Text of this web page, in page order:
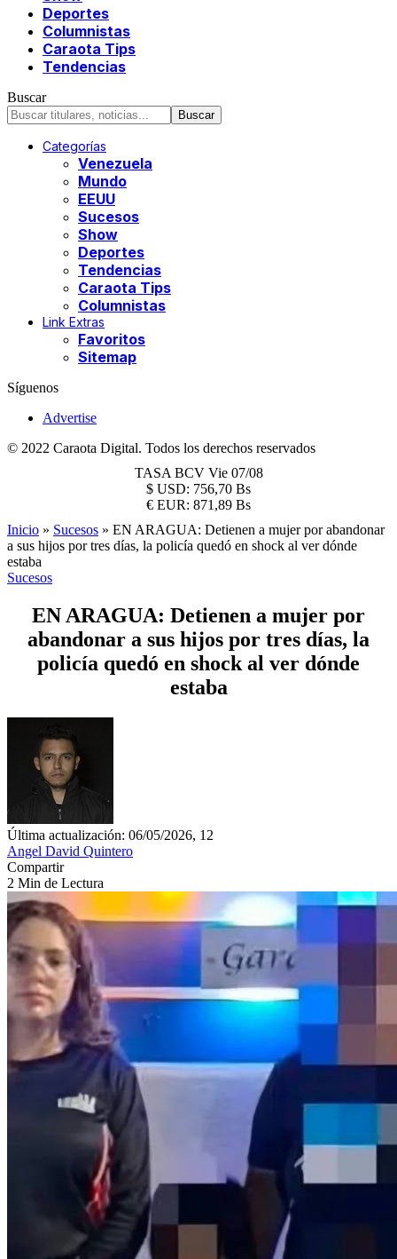
Deportes
Columnistas
Caraota Tips
Tendencias
Buscar
Categorías
Venezuela
Mundo
EEUU
Sucesos
Show
Deportes
Tendencias
Caraota Tips
Columnistas
Link Extras
Favoritos
Sitemap
Síguenos
Advertise
© 2022 Caraota Digital. Todos los derechos reservados
TASA BCV Vie 07/08
$ USD: 756,70 Bs
€ EUR: 871,89 Bs
Inicio » Sucesos » EN ARAGUA: Detienen a mujer por abandonar
a sus hijos por tres días, la policía quedó en shock al ver dónde
estaba
Sucesos
EN ARAGUA: Detienen a mujer por
abandonar a sus hijos por tres días, la
policía quedó en shock al ver dónde
estaba
Última actualización: 06/05/2026, 12
Angel David Quintero
Compartir
2 Min de Lectura